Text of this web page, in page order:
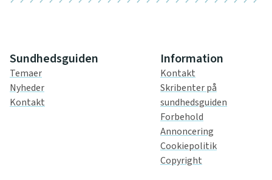
Sundhedsguiden
Temaer
Nyheder
Kontakt
Information
Kontakt
Skribenter på
sundhedsguiden
Forbehold
Annoncering
Cookiepolitik
Copyright